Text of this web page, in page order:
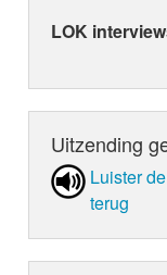
LOK
Uitzending
Luister
terug